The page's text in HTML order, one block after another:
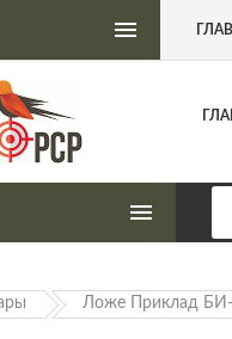
пневматического оружия
Ложе Приклад БИ-